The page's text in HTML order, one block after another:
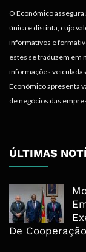
O Económico
única e distinta, cujo
informativos e
estes se traduzem em
informações
Económico apresenta
de negócios das
ÚLTIMAS
De Cooperação